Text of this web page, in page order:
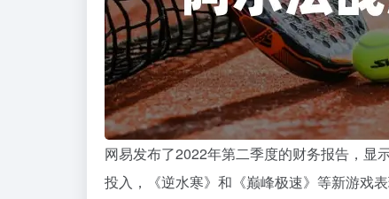
网易发布了2022年第二季度的财务报告，显
投入，《逆水寒》和《巅峰极速》等新游戏